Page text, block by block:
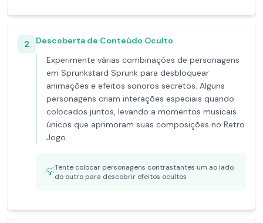
2
Descoberta de Conteúdo Oculto
Experimente várias combinações de personagens
em Sprunkstard Sprunk para desbloquear
animações e efeitos sonoros secretos. Alguns
personagens criam interações especiais quando
colocados juntos, levando a momentos musicais
únicos que aprimoram suas composições no Retro
Jogo.
💡Tente colocar personagens contrastantes um ao lado
do outro para descobrir efeitos ocultos